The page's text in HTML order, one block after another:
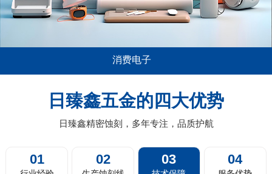
板的音箱喇叭网面板，电视机及投影
机器人的蚀刻过滤网，剃须刀剃须网
片，汽车的...
薄0.01mm或以上
料带蚀刻，卷对
日臻鑫五金的四大优势
日臻鑫精密蚀刻，多年专注，品质护航
01 02 03 04